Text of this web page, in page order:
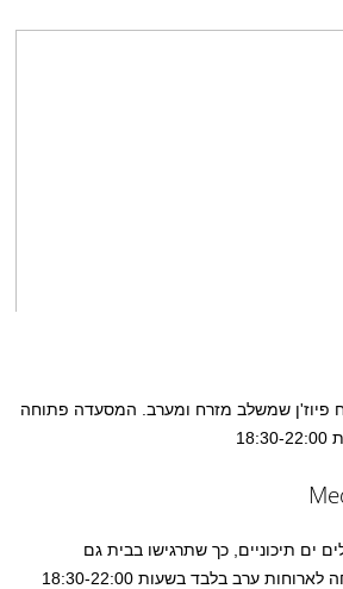
שמשלב מזרח ומערב. המסעדה פתוחה
תיכוניים, כך שתרגישו בבית גם
ערב בלבד בשעות 18:30-22:00